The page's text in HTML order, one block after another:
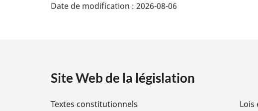
i
Date de modification : 2026-08-06
Site Web de la législation
Textes constitutionnels Lois